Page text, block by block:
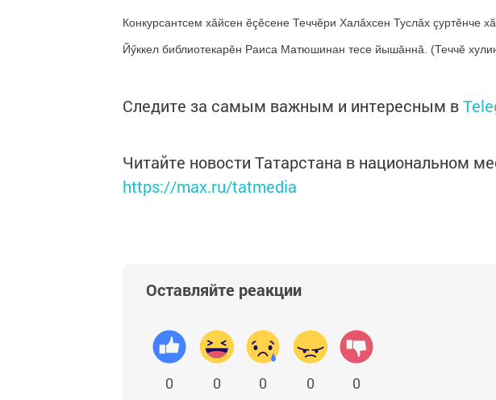
Конкурсантсем хăйсен ӗçӗсене Теччӗри Халăхсен Туслăх çуртӗнче
Йӳккел библиотекарӗн Раиса Матюшинан тесе йышăннă. (Теччӗ
Следите за самым важным и интересным в
Читайте новости Татарстана в национальном
https://max.ru/tatmedia
Оставляйте реакции
0 0 0 0 0